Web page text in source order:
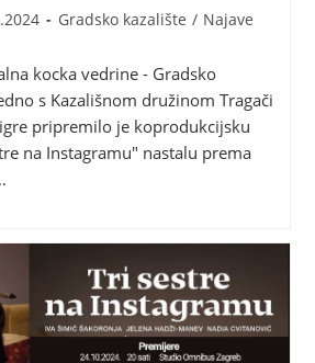
Gradsko kazalište / Najave
kocka vedrine - Gradsko
s Kazališnom družinom Tragači
pripremilo je koprodukcijsku
na Instagramu" nastalu prema